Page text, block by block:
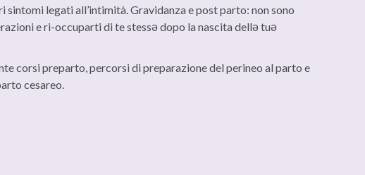
legati all’intimità. Gravidanza e post parto: non sono
e ri-occuparti di te stessə dopo la nascita dellə tuə
corsi preparto, percorsi di preparazione del perineo al parto e
cesareo.